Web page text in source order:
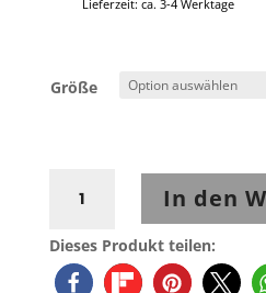
Dieses Produkt teilen:
Lieferzeit: ca. 3-4 Werktage
Größe
Hakuna
3
Top
In den